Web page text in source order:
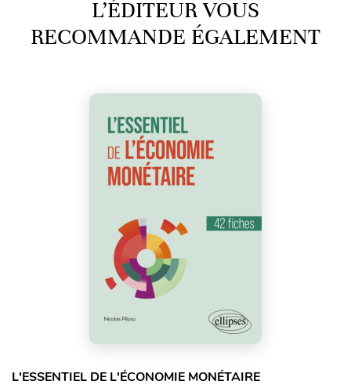
L’ÉDITEUR VOUS
RECOMMANDE ÉGALEMENT
L'ESSENTIEL DE L'ÉCONOMIE MONÉTAIRE